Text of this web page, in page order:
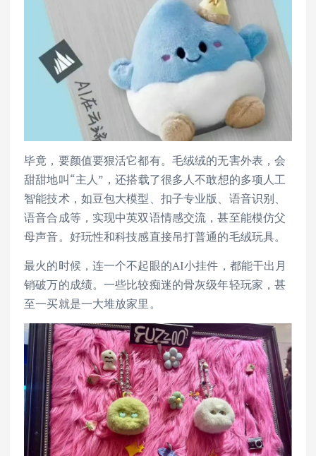
毕竟，要颜值要狠活它都有。毛绒绒的无害外表，会
甜甜地叫“主人”，还搭载了很多人不敢想的多项人工
智能技术，如豆包大模型、扣子专业版、语音识别、
语音合成等，实现中英双语情感交流，甚至能模仿父
母声音。好玩性和科技感直接吊打普通的毛绒玩具。
最火的时候，连一个不起眼的AI小挂件，都能干出月
销破万的成绩。一些比较痴迷的骨灰级年轻玩家，甚
至一买就是一大堆放家里。